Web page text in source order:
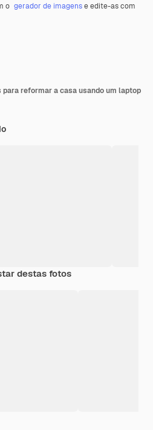
o gerador de imagense edite-as com
reformar a casa usando um laptop
destas fotos